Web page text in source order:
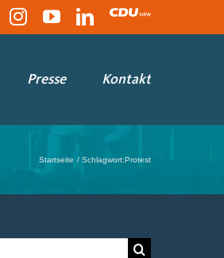
Facebook
Instagram
YouTubeLinkedIn
CDU
Presse Kontakt
Startseite Schlagwort:Protest